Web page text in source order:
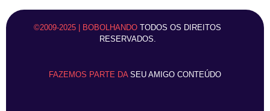
©2009-2025 | BOBOLHANDO TODOS OS DIREITOS
RESERVADOS.
FAZEMOS PARTE DA SEU AMIGO CONTEÚDO